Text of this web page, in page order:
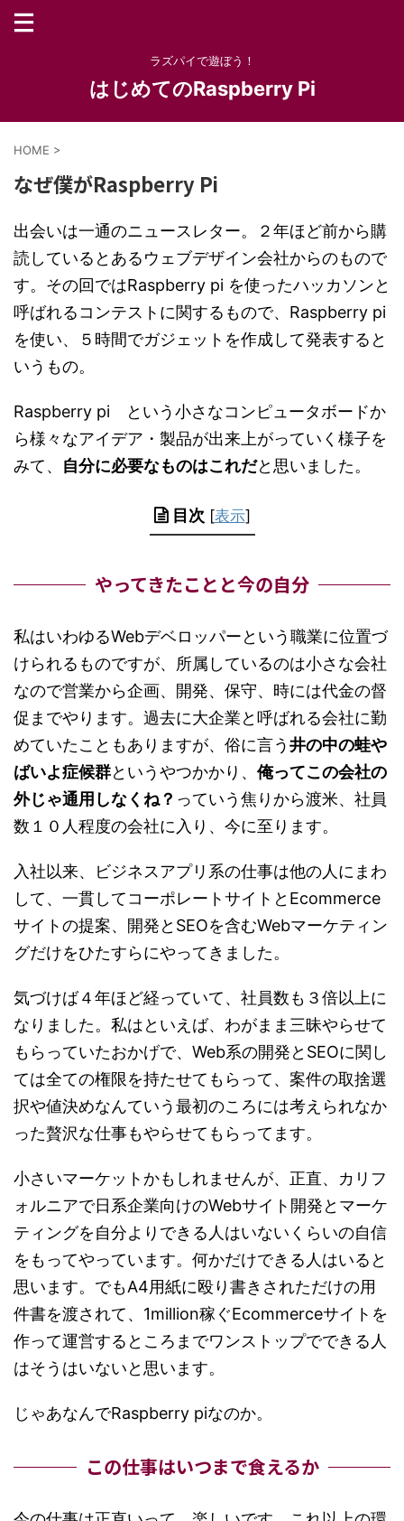
ラズパイで遊ぼう！
はじめてのRaspberry Pi
HOME >
なぜ僕がRaspberry Pi
出会いは一通のニュースレター。２年ほど前から購
読しているとあるウェブデザイン会社からのもので
す。その回ではRaspberry pi を使ったハッカソンと
呼ばれるコンテストに関するもので、Raspberry pi
を使い、５時間でガジェットを作成して発表すると
いうもの。
Raspberry pi という小さなコンピュータボードか
ら様々なアイデア・製品が出来上がっていく様子を
みて、 自分に必要なものはこれだと思いました。
目次 [表示]
やってきたことと今の自分
私はいわゆるWebデベロッパーという職業に位置づ
けられるものですが、所属しているのは小さな会社
なので営業から企画、開発、保守、時には代金の督
促までやります。過去に大企業と呼ばれる会社に勤
めていたこともありますが、俗に言う井の中の蛙や
ばいよ症候群というやつかかり、 俺ってこの会社の
外じゃ通用しなくね？ っていう焦りから渡米、社員
数１０人程度の会社に入り、今に至ります。
入社以来、ビジネスアプリ系の仕事は他の人にまわ
して、一貫してコーポレートサイトとEcommerce
サイトの提案、開発とSEOを含むWebマーケティン
グだけをひたすらにやってきました。
気づけば４年ほど経っていて、社員数も３倍以上に
なりました。私はといえば、わがまま三昧やらせて
もらっていたおかげで、Web系の開発とSEOに関し
ては全ての権限を持たせてもらって、案件の取捨選
択や値決めなんていう最初のころには考えられなか
った贅沢な仕事もやらせてもらってます。
小さいマーケットかもしれませんが、正直、カリフ
ォルニアで日系企業向けのWebサイト開発とマーケ
ティングを自分よりできる人はいないくらいの自信
をもってやっています。何かだけできる人はいると
思います。でもA4用紙に殴り書きされただけの用
件書を渡されて、1million稼ぐEcommerceサイトを
作って運営するところまでワンストップでできる人
はそうはいないと思います。
じゃあなんでRaspberry piなのか。
この仕事はいつまで食えるか